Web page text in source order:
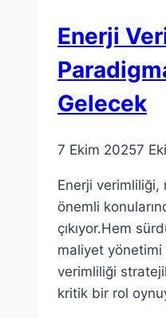
Enerji
Gelecek
7 Ekim 20257
Enerji verimliliği,
önemli
çıkıyor.Hem
maliyet yönetimi
verimliliği
kritik bir rol